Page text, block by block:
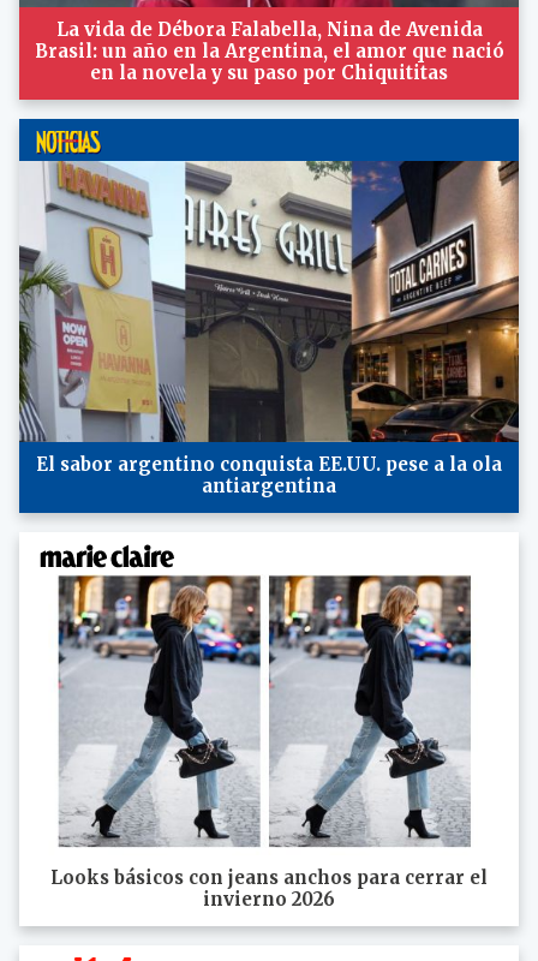
La vida de Débora Falabella, Nina de Avenida
Brasil: un año en la Argentina, el amor que nació
en la novela y su paso por Chiquititas
El sabor argentino conquista EE.UU. pese a la ola
antiargentina
Looks básicos con jeans anchos para cerrar el
invierno 2026